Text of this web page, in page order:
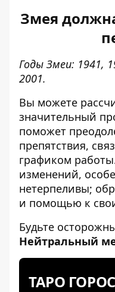
Змея
Годы Змеи: 1941,
2001.
Вы можете
значительный
поможет
препятствия,
графиком
изменений,
нетерпеливы;
и помощью к
Будьте
Нейтральный
ТАРО